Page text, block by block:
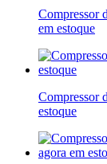
Compressor
em estoque
Compressor
estoque